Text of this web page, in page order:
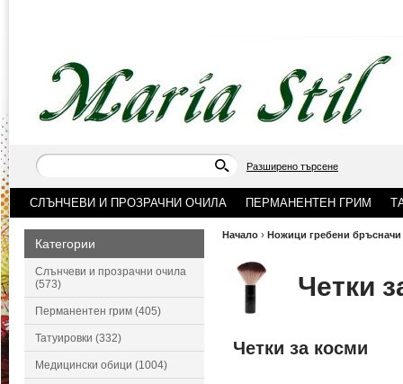
Разширено търсене
СЛЪНЧЕВИ И ПРОЗРАЧНИ ОЧИЛА ПЕРМАНЕНТЕН ГРИМ
Категории
Слънчеви и прозрачни очила
(573)
Перманентен грим (405)
Татуировки (332)
Медицински обици (1004)
Начало › Ножици гребени бръсначи
Четки
Четки за косми